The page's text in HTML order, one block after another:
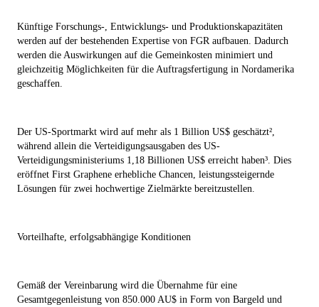
Künftige Forschungs-, Entwicklungs- und Produktionskapazitäten
werden auf der bestehenden Expertise von FGR aufbauen. Dadurch
werden die Auswirkungen auf die Gemeinkosten minimiert und
gleichzeitig Möglichkeiten für die Auftragsfertigung in Nordamerika
geschaffen.
Der US-Sportmarkt wird auf mehr als 1 Billion US$ geschätzt²,
während allein die Verteidigungsausgaben des US-
Verteidigungsministeriums 1,18 Billionen US$ erreicht haben³. Dies
eröffnet First Graphene erhebliche Chancen, leistungssteigernde
Lösungen für zwei hochwertige Zielmärkte bereitzustellen.
Vorteilhafte, erfolgsabhängige Konditionen
Gemäß der Vereinbarung wird die Übernahme für eine
Gesamtgegenleistung von 850.000 AU$ in Form von Bargeld und